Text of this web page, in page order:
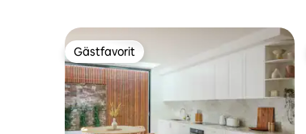
Gästfavorit
Gästfavorit